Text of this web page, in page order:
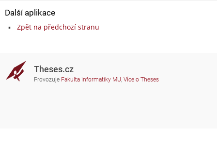
Další aplikace
Zpět na předchozí stranu
Theses.cz
Provozuje Fakulta informatiky MU, Více o Theses